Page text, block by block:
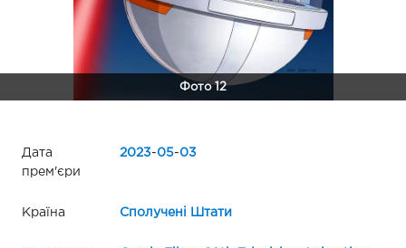
Фото 12
Дата
прем'єри
2023-05-03
Країна Сполучені Штати